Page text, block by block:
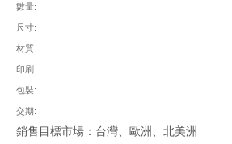
數量:
尺寸:
材質:
印刷 :
包裝:
交期:
銷售目標市場：台灣、歐洲、北美洲